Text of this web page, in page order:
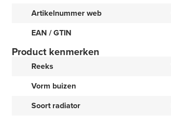
Artikelnummer web
EAN / GTIN
Product kenmerken
Reeks
Vorm buizen
Soort radiator